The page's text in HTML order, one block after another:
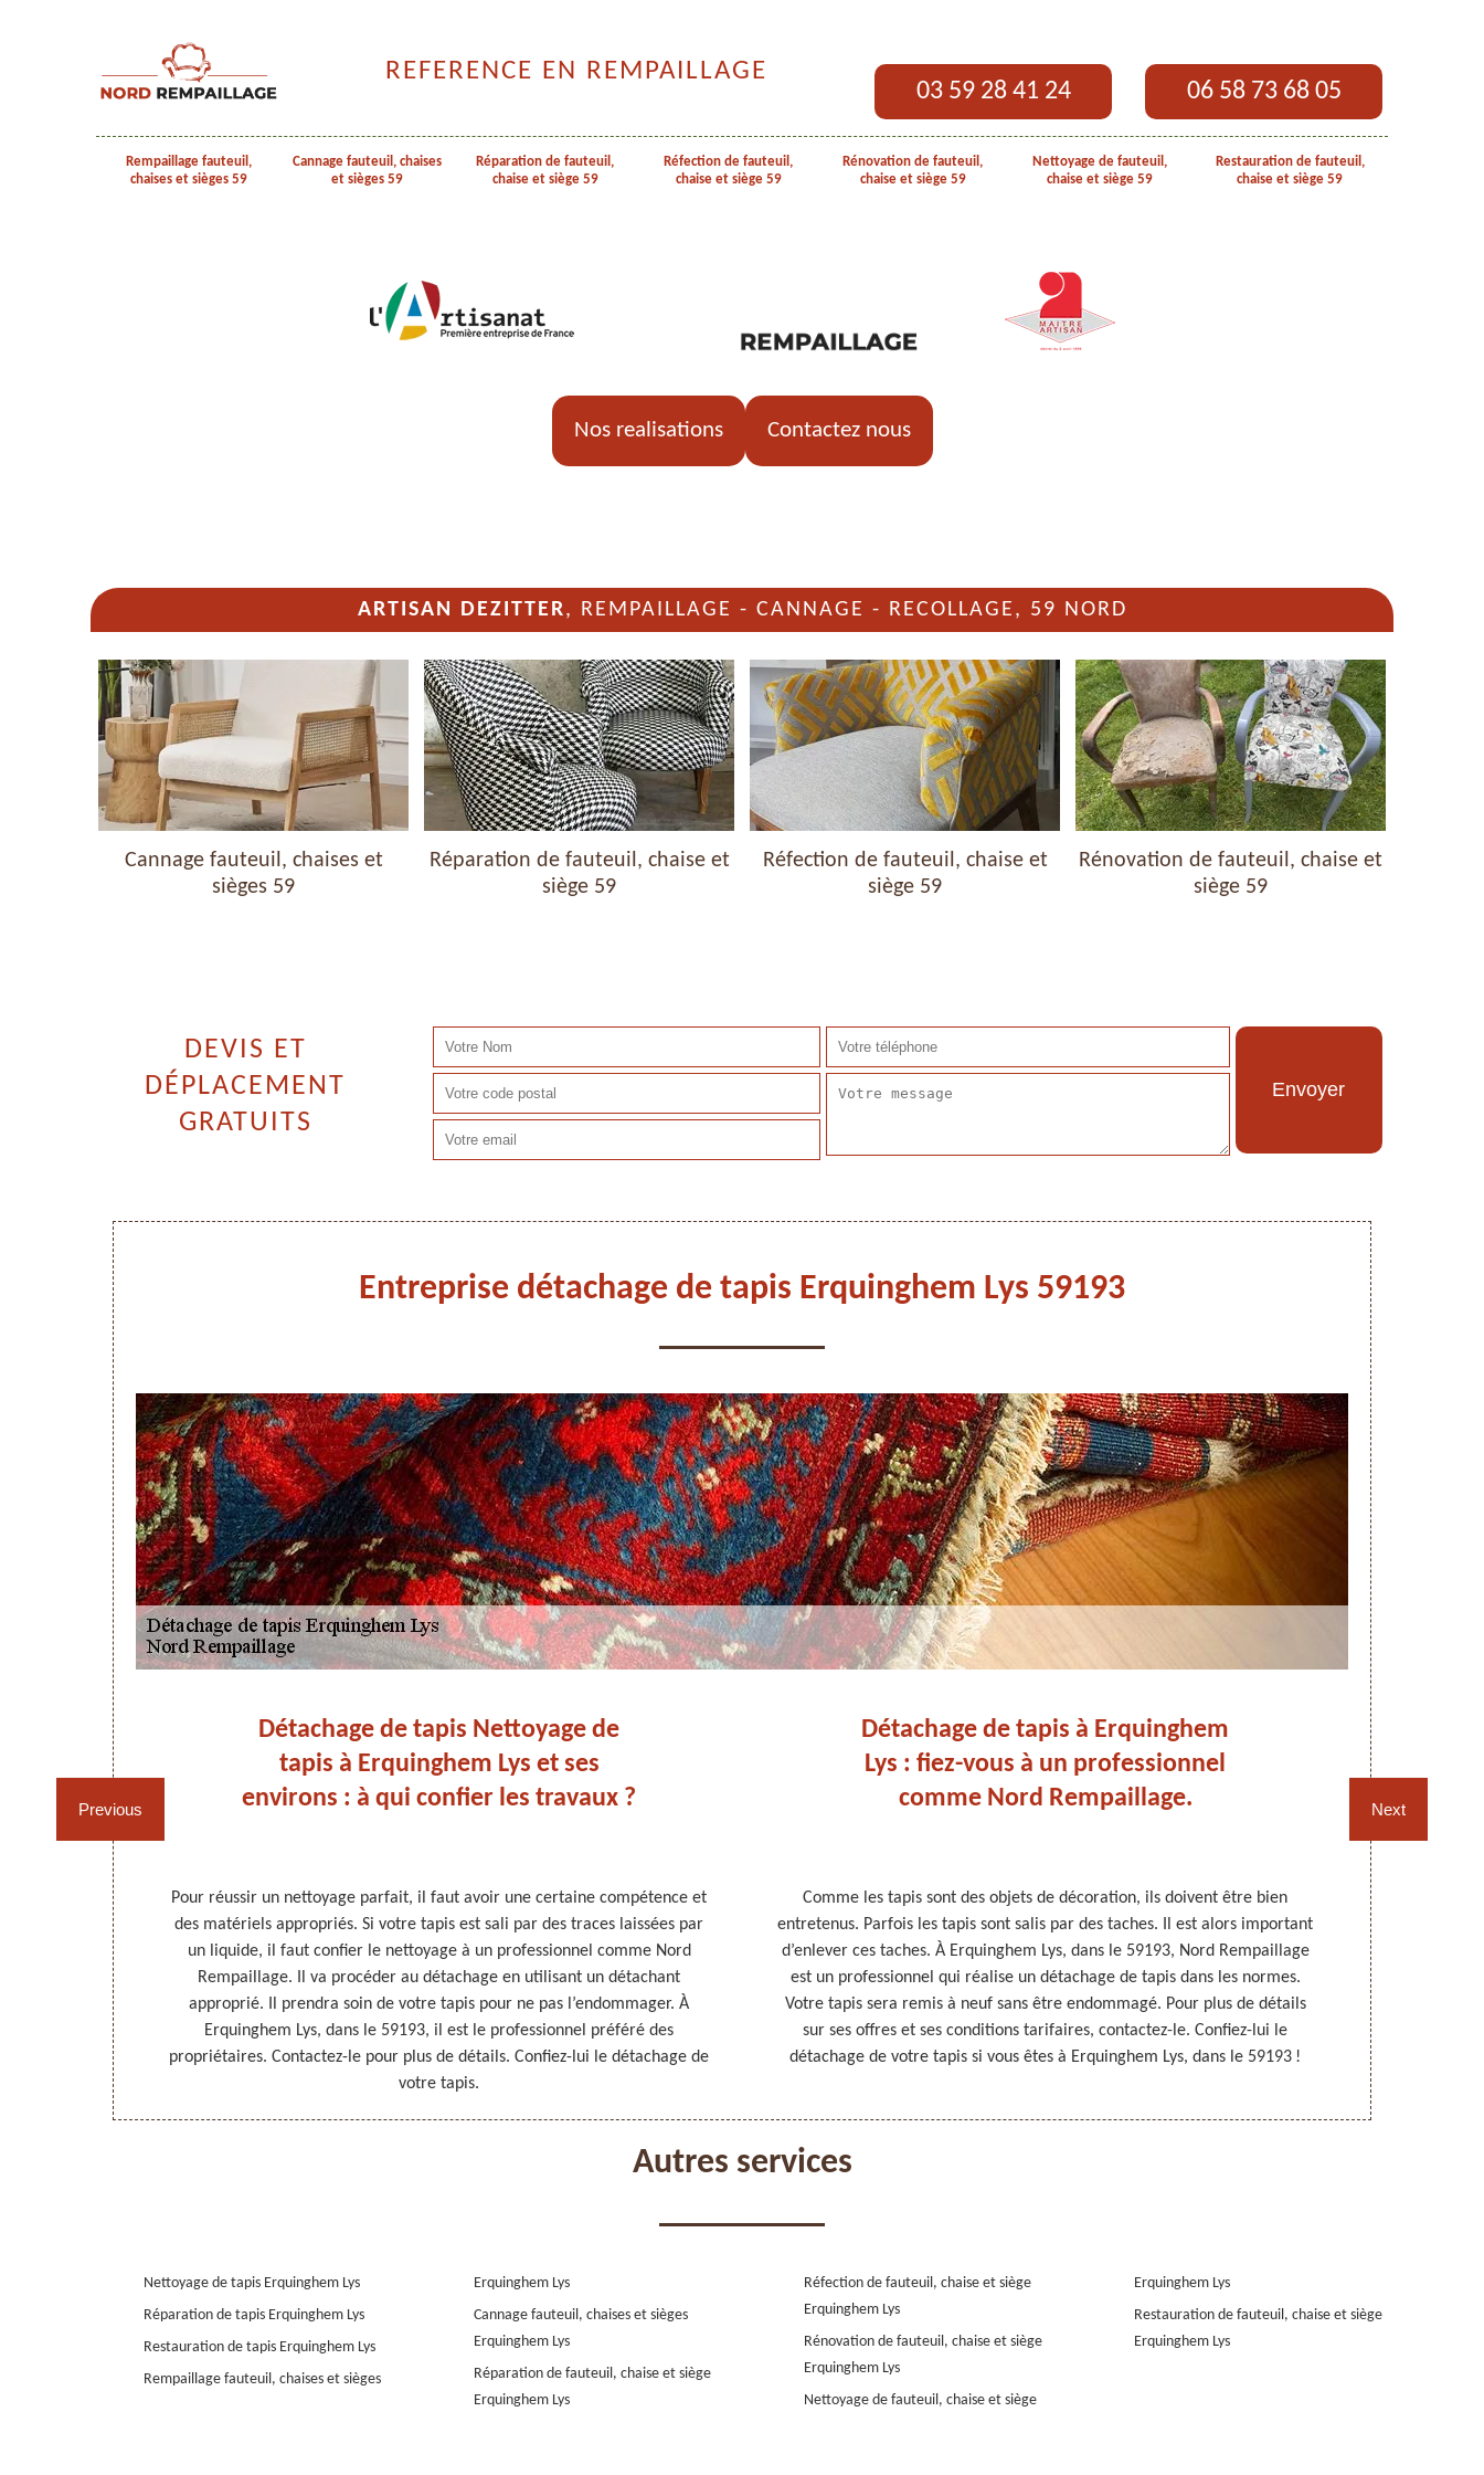
REFERENCE EN REMPAILLAGE
03 59 28 41 24 06 58 73 68 05
Rempaillage fauteuil,
chaises et sièges 59
Cannage fauteuil, chaises
et sièges 59
Réparation de fauteuil,
chaise et siège 59
Réfection de fauteuil,
chaise et siège 59
Rénovation de fauteuil,
chaise et siège 59
Nettoyage de fauteuil,
chaise et siège 59
Restauration de fauteuil,
chaise et siège 59
Nos realisations Contactez nous
ARTISAN DEZITTER, REMPAILLAGE - CANNAGE - RECOLLAGE, 59 NORD
Cannage fauteuil, chaises et
sièges 59
Réparation de fauteuil, chaise et
siège 59
Réfection de fauteuil, chaise et
siège 59
Rénovation de fauteuil, chaise et
siège 59
DEVIS ET
DÉPLACEMENT
GRATUITS
Entreprise détachage de tapis Erquinghem Lys 59193
Previous
Détachage de tapis Nettoyage de
tapis à Erquinghem Lys et ses
environs : à qui confier les travaux ?
Pour réussir un nettoyage parfait, il faut avoir une certaine compétence et
des matériels appropriés. Si votre tapis est sali par des traces laissées par
un liquide, il faut confier le nettoyage à un professionnel comme Nord
Rempaillage. Il va procéder au détachage en utilisant un détachant
approprié. Il prendra soin de votre tapis pour ne pas l’endommager. À
Erquinghem Lys, dans le 59193, il est le professionnel préféré des
propriétaires. Contactez-le pour plus de détails. Confiez-lui le détachage de
votre tapis.
Détachage de tapis à Erquinghem
Lys : fiez-vous à un professionnel
comme Nord Rempaillage.
Comme les tapis sont des objets de décoration, ils doivent être bien
entretenus. Parfois les tapis sont salis par des taches. Il est alors important
d’enlever ces taches. À Erquinghem Lys, dans le 59193, Nord Rempaillage
est un professionnel qui réalise un détachage de tapis dans les normes.
Votre tapis sera remis à neuf sans être endommagé. Pour plus de détails
sur ses offres et ses conditions tarifaires, contactez-le. Confiez-lui le
détachage de votre tapis si vous êtes à Erquinghem Lys, dans le 59193 !
Next
Autres services
Nettoyage de tapis Erquinghem Lys
Réparation de tapis Erquinghem Lys
Restauration de tapis Erquinghem Lys
Rempaillage fauteuil, chaises et sièges
Erquinghem Lys
Cannage fauteuil, chaises et sièges
Erquinghem Lys
Réparation de fauteuil, chaise et siège
Erquinghem Lys
Réfection de fauteuil, chaise et siège
Erquinghem Lys
Rénovation de fauteuil, chaise et siège
Erquinghem Lys
Nettoyage de fauteuil, chaise et siège
Erquinghem Lys
Restauration de fauteuil, chaise et siège
Erquinghem Lys